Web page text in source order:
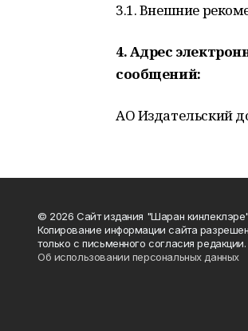
3.1. Внешние
4. Адрес
сообщений:
АО Издательский
© 2026 Сайт издания "Шаран кинлеклэре"
Копирование информации сайта
только с письменного согласия редакции.
Об использовании персональных данных